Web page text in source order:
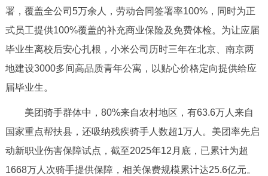
12345网上接诉即办 我要咨询 我要建议
参与调查 在线访谈 图说互动
走进北京
多语种
署，覆盖全公司5万余人，劳动合同签署率100%，同时为正
式员工提供100%覆盖的补充商业保险及免费体检。为让应届
毕业生离校后安心扎根，小米公司历时三年在北京、南京两
地建设3000多间高品质青年公寓，以贴心价格定向提供给应
届毕业生。
美团骑手群体中，80%来自农村地区，有63.6万人来自
国家重点帮扶县，还吸纳残疾骑手人数超1万人。美团率先启
动新职业伤害保障试点，截至2025年12月底，已累计为超
1668万人次骑手提供保障，相关保费规模累计达25.6亿元。